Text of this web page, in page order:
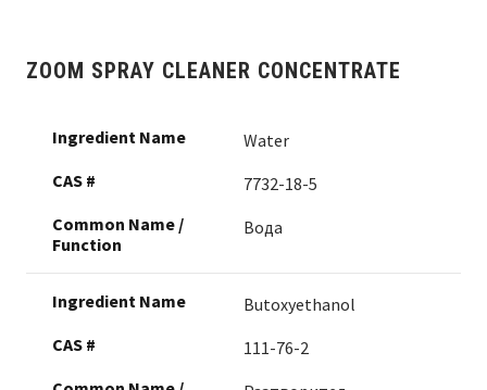
ZOOM SPRAY CLEANER CONCENTRATE
Water
7732-18-5
Вода
Butoxyethanol
111-76-2